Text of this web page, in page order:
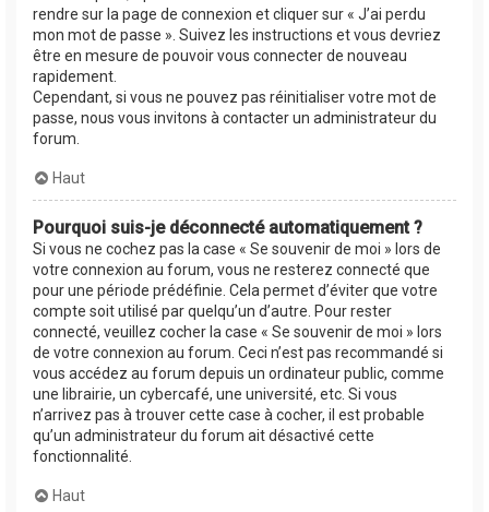
rendre sur la page de connexion et cliquer sur « J’ai perdu
mon mot de passe ». Suivez les instructions et vous devriez
être en mesure de pouvoir vous connecter de nouveau
rapidement.
Cependant, si vous ne pouvez pas réinitialiser votre mot de
passe, nous vous invitons à contacter un administrateur du
forum.
Haut
Pourquoi suis-je déconnecté automatiquement ?
Si vous ne cochez pas la case « Se souvenir de moi » lors de
votre connexion au forum, vous ne resterez connecté que
pour une période prédéfinie. Cela permet d’éviter que votre
compte soit utilisé par quelqu’un d’autre. Pour rester
connecté, veuillez cocher la case « Se souvenir de moi » lors
de votre connexion au forum. Ceci n’est pas recommandé si
vous accédez au forum depuis un ordinateur public, comme
une librairie, un cybercafé, une université, etc. Si vous
n’arrivez pas à trouver cette case à cocher, il est probable
qu’un administrateur du forum ait désactivé cette
fonctionnalité.
Haut